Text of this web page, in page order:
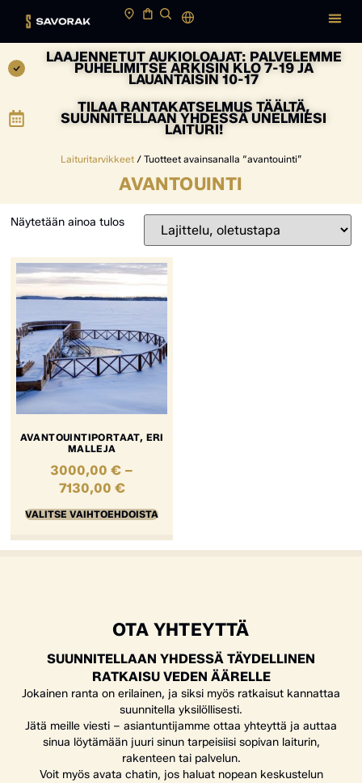
LAAJENNETUT AUKIOLOAJAT: PALVELEMME
PUHELIMITSE ARKISIN KLO 7-19 JA
LAUANTAISIN 10-17
TILAA RANTAKATSELMUS TÄÄLTÄ,
SUUNNITELLAAN YHDESSÄ UNELMIESI
LAITURI!
Laituritarvikkeet/ Tuotteet avainsanalla “avantouinti”
AVANTOUINTI
Näytetään ainoa tulos
AVANTOUINTIPORTAAT, ERI
MALLEJA
3000,00€ –
7130,00 €
VALITSE VAIHTOEHDOISTA
OTA YHTEYTTÄ
SUUNNITELLAAN YHDESSÄ TÄYDELLINEN
RATKAISU VEDEN ÄÄRELLE
Jokainen ranta on erilainen, ja siksi myös ratkaisut kannattaa
suunnitella yksilöllisesti.
Jätä meille viesti – asiantuntijamme ottaa yhteyttä ja auttaa
sinua löytämään juuri sinun tarpeisiisi sopivan laiturin,
rakenteen tai palvelun.
Voit myös avata chatin, jos haluat nopean keskustelun